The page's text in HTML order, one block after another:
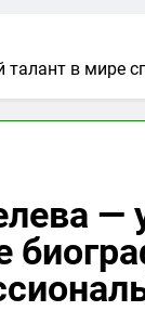
в мире
—